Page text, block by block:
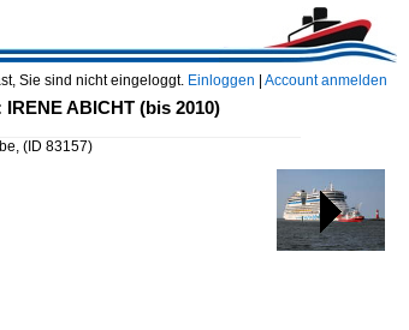
Sie sind nicht eingeloggt. Einloggen Account anmelden
ABICHT (bis 2010)
(ID 83157)